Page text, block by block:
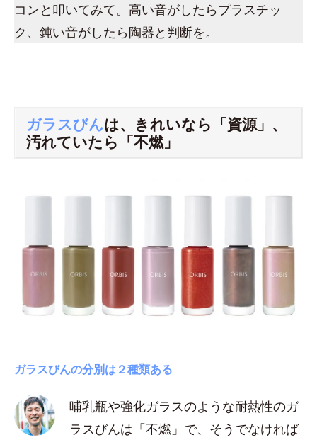
コンと叩いてみて。高い音がしたらプラスチッ
ク、鈍い音がしたら陶器と判断を。
ガラスびんは、きれいなら「資源」、
汚れていたら「不燃」
ガラスびんの分別は２種類ある
哺乳瓶や強化ガラスのような耐熱性のガ
ラスびんは「不燃」で、そうでなければ